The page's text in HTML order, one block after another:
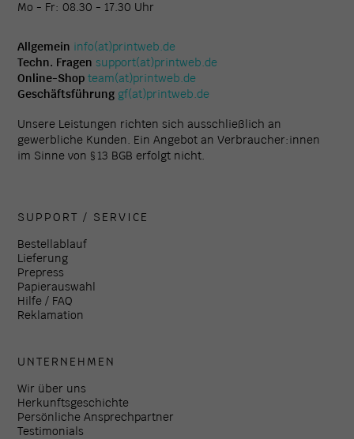
Mo - Fr: 08.30 - 17.30 Uhr
Allgemein info(at)printweb.de
Techn. Fragen support(at)printweb.de
Online-Shop team(at)printweb.de
Geschäftsführung gf(at)printweb.de
Unsere Leistungen richten sich ausschließlich an
gewerbliche Kunden. Ein Angebot an Verbraucher:innen
im Sinne von § 13 BGB erfolgt nicht.
SUPPORT / SERVICE
Bestellablauf
Lieferung
Prepress
Papierauswahl
Hilfe / FAQ
Reklamation
UNTERNEHMEN
Wir über uns
Herkunftsgeschichte
Persönliche Ansprechpartner
Testimonials